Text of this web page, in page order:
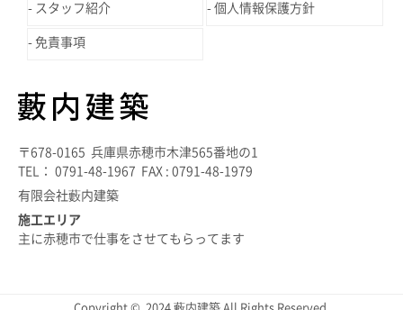
スタッフ紹介 個人情報保護方針
免責事項
〒678-0165 兵庫県赤穂市木津565番地の1
TEL： 0791-48-1967 FAX : 0791-48-1979
有限会社藪内建築
施工エリア
主に赤穂市で仕事をさせてもらってます
Copyright © 2024 藪内建築 All Rights Reserved.